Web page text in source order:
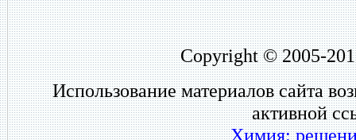
Copyright © 2005-
Использование материалов сайта
активной
Химия: